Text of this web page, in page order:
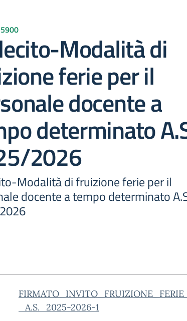
Modalità di
ferie per il
docente a
determinato
2026
Modalità di fruizione ferie per il
docente a tempo determinato
_A.S._2025-2026-1